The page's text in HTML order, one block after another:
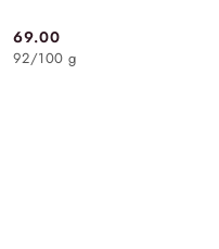
Cena:
69.00
92/100 g